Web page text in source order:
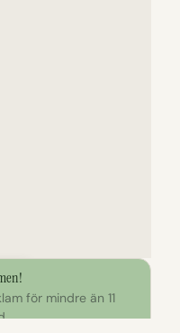
för mindre än 11